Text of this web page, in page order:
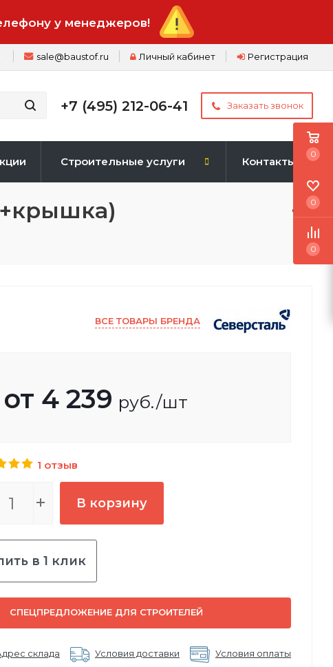
у менеджеров!
Регистрация
Личный кабинет
sale@baustof.ru
+7 (495) 212-06-41 Заказать звонок
Строительные услуги Контакты
ВСЕ ТОВАРЫ БРЕНДА
от 4 239 руб./шт
1 отзыв
В корзину
в 1 клик
СПЕЦПРЕДЛОЖЕНИЕ ДЛЯ СТРОИТЕЛЕЙ
склада Условия доставки Условия оплаты
0
0
0